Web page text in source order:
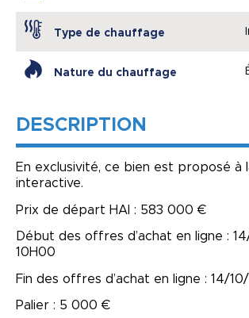
Type de chauffage
Nature du chauffage
DESCRIPTION
En exclusivité, ce bien est proposé à
interactive.
Prix de départ HAI : 583 000 €
Début des offres d’achat en ligne :
10H00
Fin des offres d’achat en ligne : 14/
Palier : 5 000 €